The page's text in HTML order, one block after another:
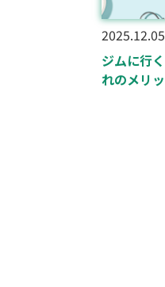
2025.12.05
ジムに行
れのメリ